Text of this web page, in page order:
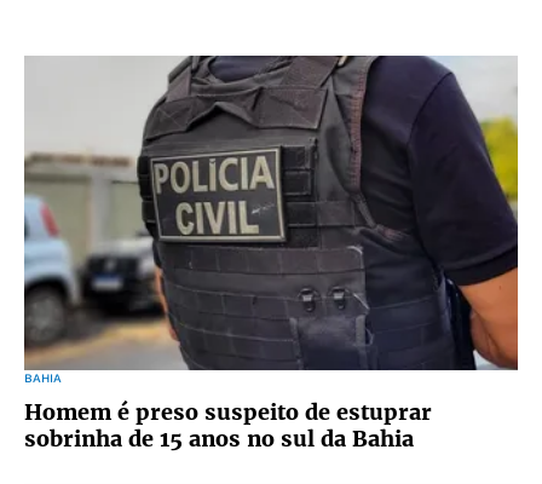
BAHIA
Homem é preso suspeito de estuprar
sobrinha de 15 anos no sul da Bahia